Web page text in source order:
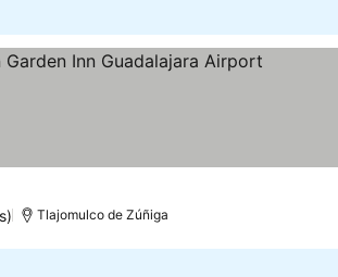
Tlajomulco de Zúñiga